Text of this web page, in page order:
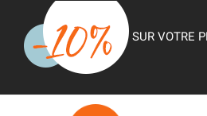
SUR VOTRE